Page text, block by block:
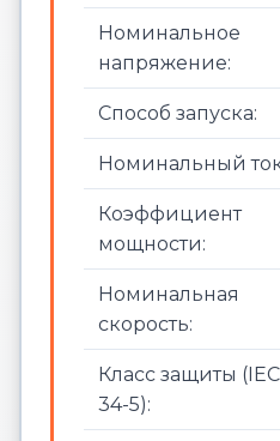
Номинальное
напряжение:
Способ запуска:
Номинальный
Коэффициент
мощности:
Номинальная
скорость:
Класс защиты (IEC
34-5):